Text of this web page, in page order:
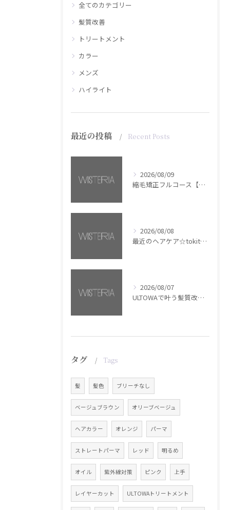
全てのカテゴリー
髪質改善
トリートメント
カラー
メンズ
ハイライト
最近の投稿 Recent Posts
2026/08/09
縮毛矯正フルコース【銀座・美容室WISTERIA】
2026/08/08
最近のヘアケア☆tokita【銀座・美容室WISTERIA】
2026/08/07
ULTOWAで叶う髪質改善美髪カラー【銀座・美容室WISTERIA】
タグ Tags
髪 髪色 ブリーチなし
ベージュブラウン オリーブベージュ
ヘアカラー オレンジ パーマ
ストレートパーマ レッド 明るめ
オイル 紫外線対策 ピンク 上手
レイヤーカット ULTOWAトリートメント